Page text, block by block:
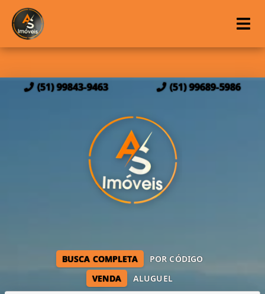
(51) 99843-9463 (51) 99689-5986
VENDA ALUGUEL
BUSCA COMPLETA POR CÓDIGO